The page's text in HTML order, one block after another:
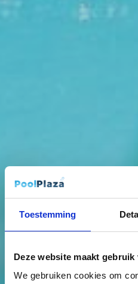
Toestemming
Deze website maakt gebruik
We gebruiken cookies om